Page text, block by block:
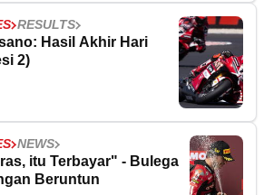
RESULTS
Hasil Akhir Hari
2)
NEWS
itu Terbayar" - Bulega
Beruntun